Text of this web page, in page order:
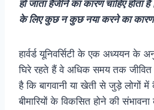
हो जाता हैजीने का कारण चाहिए होता
के लिए कुछ न कुछ नया करने का कारण
हार्वर्ड यूनिवर्सिटी के एक अध्ययन के
घिरे रहते हैं वे अधिक समय तक
है कि बागवानी या खेती से जुड़े लोगों
बीमारियों के विकसित होने की